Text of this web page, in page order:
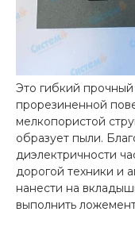
Это гибкий прочный
прорезиненной
мелкопористой
образует пыли.
диэлектричности
дорогой техники и
нанести на
выполнить